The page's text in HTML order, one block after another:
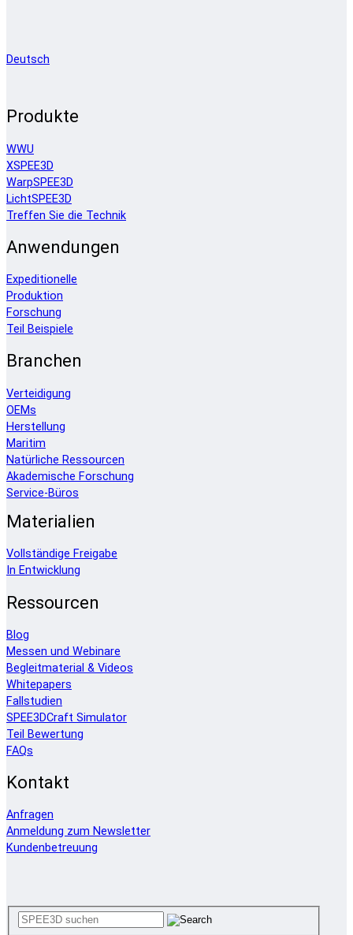
Deutsch
Produkte
WWU
XSPEE3D
WarpSPEE3D
LichtSPEE3D
Treffen Sie die Technik
Anwendungen
Expeditionelle
Produktion
Forschung
Teil Beispiele
Branchen
Verteidigung
OEMs
Herstellung
Maritim
Natürliche Ressourcen
Akademische Forschung
Service-Büros
Materialien
Vollständige Freigabe
In Entwicklung
Ressourcen
Blog
Messen und Webinare
Begleitmaterial & Videos
Whitepapers
Fallstudien
SPEE3DCraft Simulator
Teil Bewertung
FAQs
Kontakt
Anfragen
Anmeldung zum Newsletter
Kundenbetreuung